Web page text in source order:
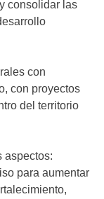
consolidar las
con
con proyectos
del territorio
aspectos:
para aumentar